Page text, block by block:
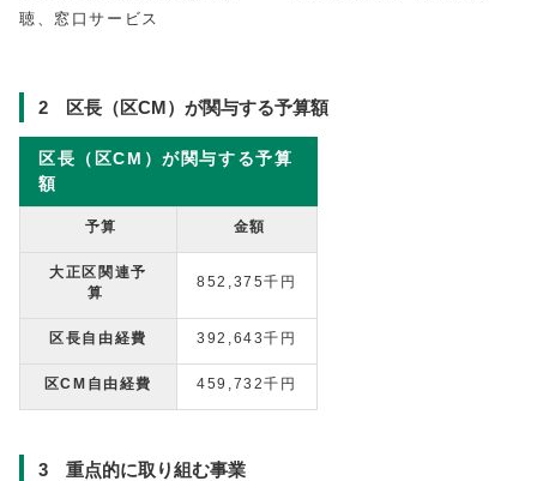
聴、窓口サービス
2 区長（区CM）が関与する予算額
区長（区CM）が関与する予算
額
予算 金額
大正区関連予
算
852,375千円
区長自由経費 392,643千円
区CM自由経費 459,732千円
3 重点的に取り組む事業